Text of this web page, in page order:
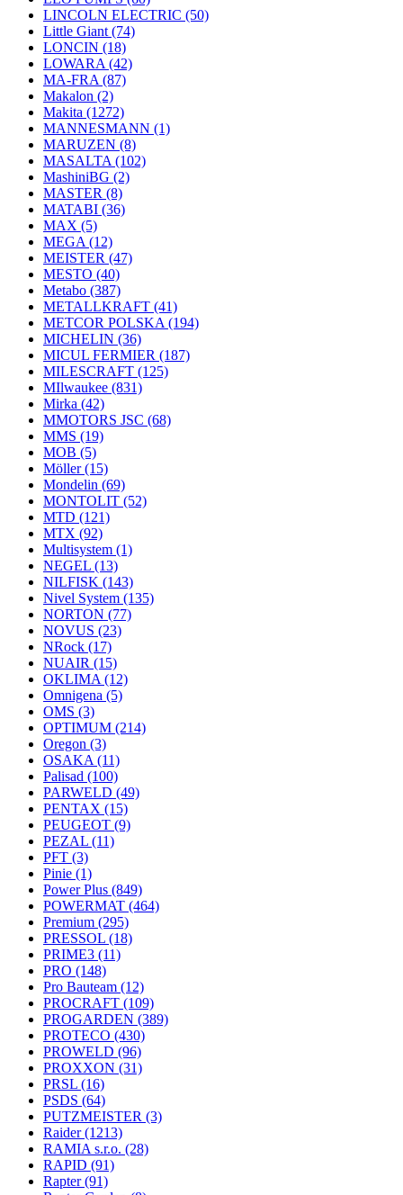
LINCOLN ELECTRIC (50)
Little Giant (74)
LONCIN (18)
LOWARA (42)
MA-FRA (87)
Makalon (2)
Makita (1272)
MANNESMANN (1)
MARUZEN (8)
MASALTA (102)
MashiniBG (2)
MASTER (8)
MATABI (36)
MAX (5)
MEGA (12)
MEISTER (47)
MESTO (40)
Metabo (387)
METALLKRAFT (41)
METCOR POLSKA (194)
MICHELIN (36)
MICUL FERMIER (187)
MILESCRAFT (125)
MIlwaukee (831)
Mirka (42)
MMOTORS JSC (68)
MMS (19)
MOB (5)
Möller(15)
Mondelin (69)
MONTOLIT (52)
MTD (121)
MTX (92)
Multisystem (1)
NEGEL (13)
NILFISK (143)
Nivel System (135)
NORTON (77)
NOVUS (23)
NRock (17)
NUAIR (15)
OKLIMA (12)
Omnigena (5)
OMS (3)
OPTIMUM (214)
Oregon (3)
OSAKA (11)
Palisad (100)
PARWELD (49)
PENTAX (15)
PEUGEOT (9)
PEZAL (11)
PFT (3)
Pinie (1)
Power Plus (849)
POWERMAT (464)
Premium (295)
PRESSOL (18)
PRIME3 (11)
PRO (148)
Pro Bauteam (12)
PROCRAFT (109)
PROGARDEN (389)
PROTECO (430)
PROWELD (96)
PROXXON (31)
PRSL (16)
PSDS (64)
PUTZMEISTER (3)
Raider(1213)
RAMIA s.r.o. (28)
RAPID (91)
Rapter(91)